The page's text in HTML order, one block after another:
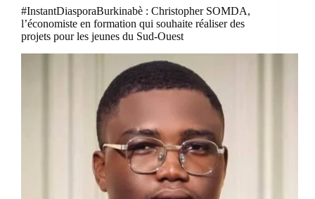
#InstantDiasporaBurkinabè : Christopher SOMDA,
l’économiste en formation qui souhaite réaliser des
projets pour les jeunes du Sud-Ouest